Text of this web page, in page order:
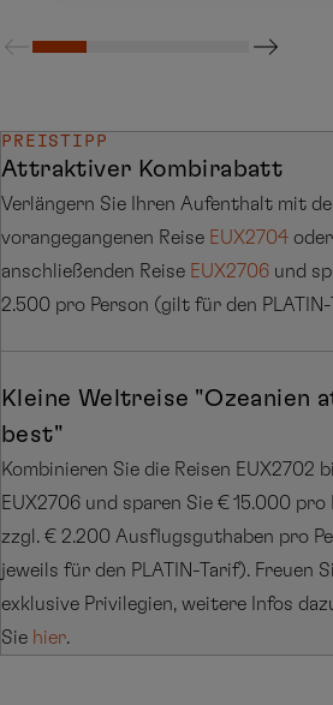
PREISTIPP
Attraktiver Kombirabatt
Verlängern Sie Ihren Aufenthalt mit
vorangegangenen Reise EUX2704
anschließenden Reise EUX2706 und
2.500 pro Person (gilt für den
Kleine Weltreise "Ozeanien
best"
Kombinieren Sie die Reisen EUX2702
EUX2706 und sparen Sie € 15.000 pro
zzgl. € 2.200 Ausflugsguthaben pro
jeweils für den PLATIN-Tarif). Freuen
exklusive Privilegien, weitere Infos
Sie hier.